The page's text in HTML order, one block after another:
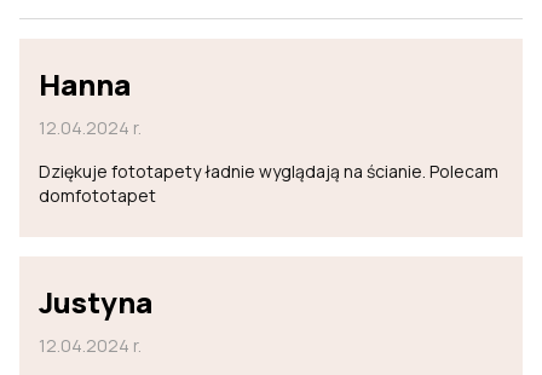
Hanna
12.04.2024 r.
Dziękuje fototapety ładnie wyglądają na ścianie. Polecam
domfototapet
Justyna
12.04.2024 r.